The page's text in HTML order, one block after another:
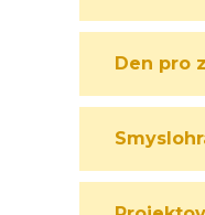
Den pro